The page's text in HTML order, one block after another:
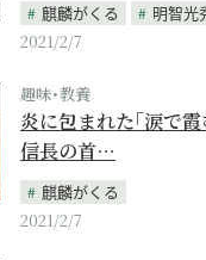
麒麟がくる
明智光
2021/2/7
趣味･教養
炎に包まれた｢涙で
信長の首…
麒麟がくる
2021/2/7